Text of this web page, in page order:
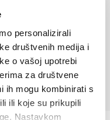
personalizirali
društvenih medija i
o vašoj upotrebi
za društvene
ih mogu kombinirati s
ili koje su prikupili
Nastavkom